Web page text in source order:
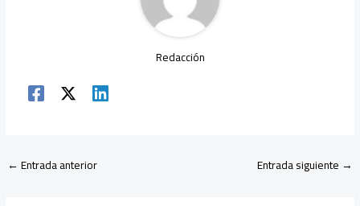
Redacción
←Entrada anterior Entrada siguiente →